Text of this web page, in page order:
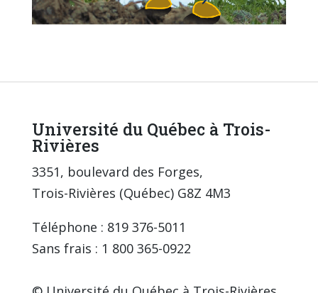
Université du Québec à Trois-
Rivières
3351, boulevard des Forges,
Trois-Rivières (Québec) G8Z 4M3
Téléphone : 819 376-5011
Sans frais : 1 800 365-0922